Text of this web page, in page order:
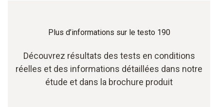
Plus d’informations sur le testo 190
Découvrez résultats des tests en conditions
réelles et des informations détaillées dans notre
étude et dans la brochure produit